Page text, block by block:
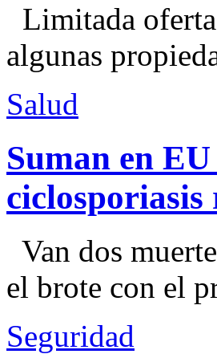
Limitada
algunas
Salud
Suman en
ciclosporiasis
Van dos
el brote con el
Seguridad